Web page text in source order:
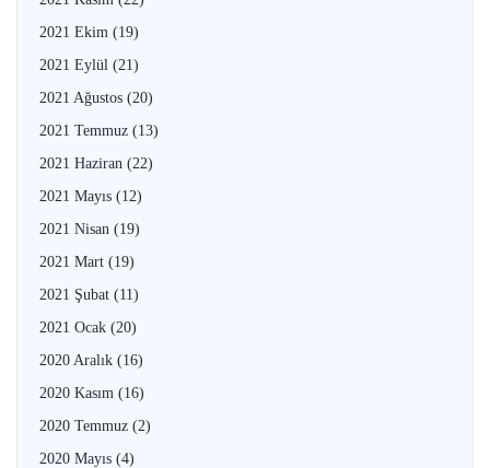
2021 Ekim (19)
2021 Eylül (21)
2021 Ağustos (20)
2021 Temmuz (13)
2021 Haziran (22)
2021 Mayıs (12)
2021 Nisan (19)
2021 Mart (19)
2021 Şubat (11)
2021 Ocak (20)
2020 Aralık (16)
2020 Kasım (16)
2020 Temmuz (2)
2020 Mayıs (4)